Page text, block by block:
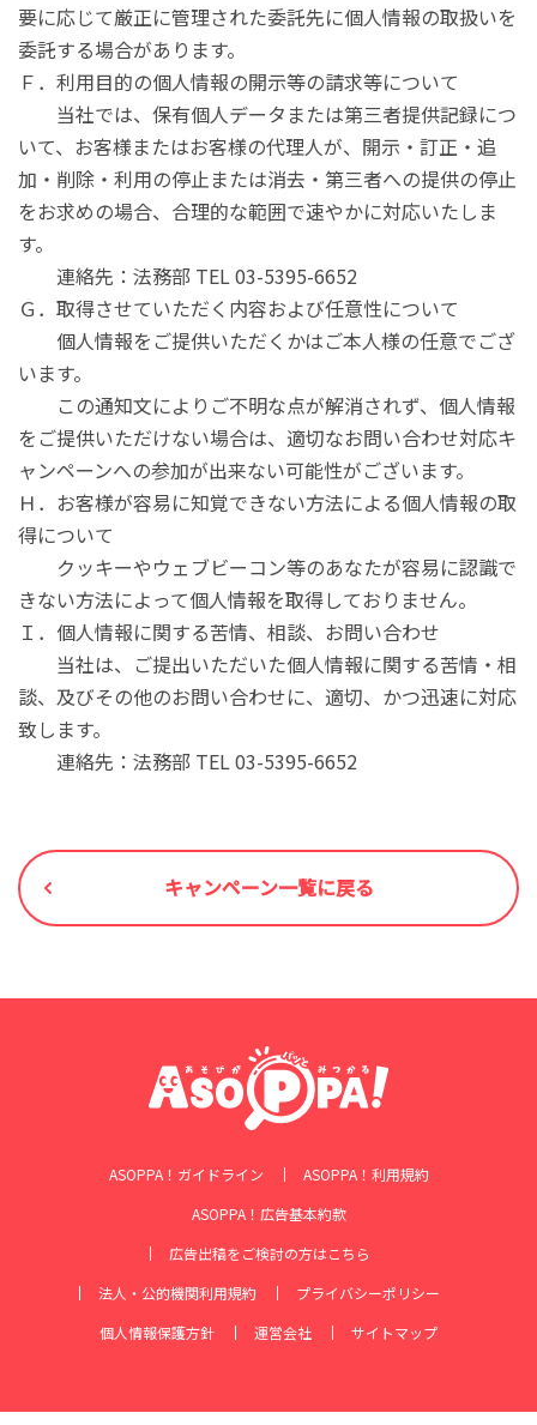
要に応じて厳正に管理された委託先に個人情報の取扱いを
委託する場合があります。
Ｆ．利用目的の個人情報の開示等の請求等について
当社では、保有個人データまたは第三者提供記録につ
いて、お客様またはお客様の代理人が、開示・訂正・追
加・削除・利用の停止または消去・第三者への提供の停止
をお求めの場合、合理的な範囲で速やかに対応いたしま
す。
連絡先：法務部 TEL 03-5395-6652
Ｇ．取得させていただく内容および任意性について
個人情報をご提供いただくかはご本人様の任意でござ
います。
この通知文によりご不明な点が解消されず、個人情報
をご提供いただけない場合は、適切なお問い合わせ対応キ
ャンペーンへの参加が出来ない可能性がございます。
Ｈ．お客様が容易に知覚できない方法による個人情報の取
得について
クッキーやウェブビーコン等のあなたが容易に認識で
きない方法によって個人情報を取得しておりません。
Ｉ．個人情報に関する苦情、相談、お問い合わせ
当社は、ご提出いただいた個人情報に関する苦情・相
談、及びその他のお問い合わせに、適切、かつ迅速に対応
致します。
連絡先：法務部 TEL 03-5395-6652
キャンペーン一覧に戻る
ASOPPA！ガイドライン
ASOPPA！利用規約
ASOPPA！広告基本約款
広告出稿をご検討の方はこちら
法人・公的機関利用規約
プライバシーポリシー
個人情報保護方針
運営会社 サイトマップ